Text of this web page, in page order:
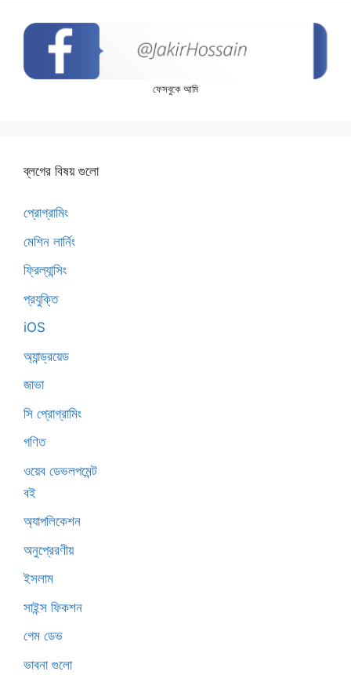
ফেসবুকে আমি
ব্লগের বিষয় গুলো
প্রোগ্রামিং
মেশিন লার্নিং
ফ্রিল্যান্সিং
প্রযুক্তি
iOS
অ্যান্ড্রয়েড
জাভা
সি প্রোগ্রামিং
গণিত
ওয়েব ডেভলপমেন্ট
বই
অ্যাপলিকেশন
অনুপ্রেরণীয়
ইসলাম
সাইন্স ফিকশন
গেম ডেভ
ভাবনা গুলো